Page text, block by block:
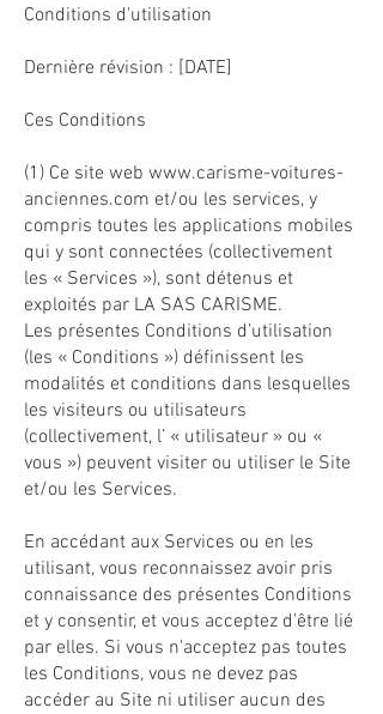
Conditions d'utilisation
Dernière révision : [DATE]
Ces Conditions
(1) Ce site web www.carisme-voitures-
anciennes.com et/ou les services, y
compris toutes les applications mobiles
qui y sont connectées (collectivement
les « Services »), sont détenus et
exploités par LA SAS CARISME.
Les présentes Conditions d’utilisation
(les « Conditions ») définissent les
modalités et conditions dans lesquelles
les visiteurs ou utilisateurs
(collectivement, l’ « utilisateur » ou «
vous ») peuvent visiter ou utiliser le Site
et/ou les Services.
En accédant aux Services ou en les
utilisant, vous reconnaissez avoir pris
connaissance des présentes Conditions
et y consentir, et vous acceptez d'être lié
par elles. Si vous n'acceptez pas toutes
les Conditions, vous ne devez pas
accéder au Site ni utiliser aucun des